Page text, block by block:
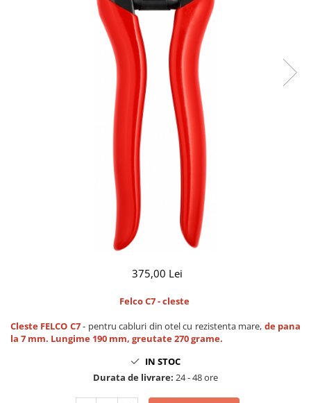
CUTITE DE BUZUNAR
FOARFECE ELECTRICE SI ACCESORII
375,00 Lei
Felco C7 - cleste
Cleste FELCO C7- pentru cabluri din otel cu rezistenta mare, de pana
la 7 mm. Lungime 190 mm, greutate 270 grame.
IN STOC
Durata de livrare: 24 - 48 ore